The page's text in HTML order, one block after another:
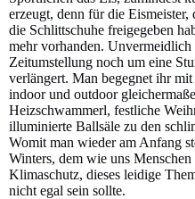
erzeugt, denn für die
die Schlittschuhe freigegeben
mehr vorhanden.
Zeitumstellung noch um eine
verlängert. Man begegnet ihr
indoor und outdoor
Heizschwammerl, festliche
illuminierte Ballsäle zu den
Womit man wieder am Anfang
Winters, dem wie uns
Klimaschutz, dieses leidige
nicht egal sein sollte.